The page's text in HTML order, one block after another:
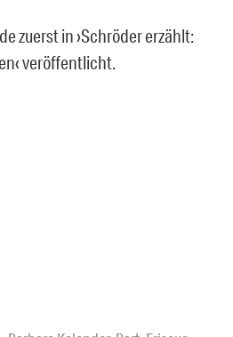
zuerst in ›Schröder erzählt:
veröffentlicht.